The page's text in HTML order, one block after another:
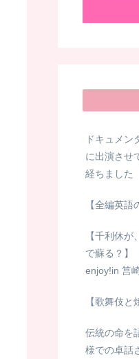
ドキュメン
に出演させ
経ちました
【全編英語
【千利休
で蘇る？
enjoy!in 筥
【歌舞伎と
伝統の命を
様での卓話